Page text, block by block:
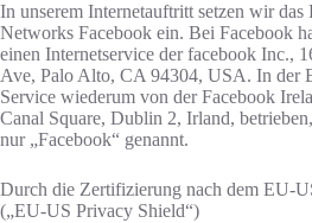
In unserem Internetauftritt setzen wir das
Networks Facebook ein. Bei Facebook
einen Internetservice der facebook Inc.,
Ave, Palo Alto, CA 94304, USA. In der
Service wiederum von der Facebook
Canal Square, Dublin 2, Irland,
nur „Facebook“ genannt.
Durch die Zertifizierung nach dem EU-
(„EU-US Privacy Shield“)